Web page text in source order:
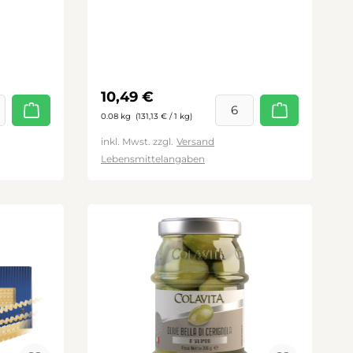
Regulärer Preis:
10,49 €
0.08 kg (131,13 € / 1 kg)
inkl. Mwst. zzgl. Versand
Lebensmittelangaben